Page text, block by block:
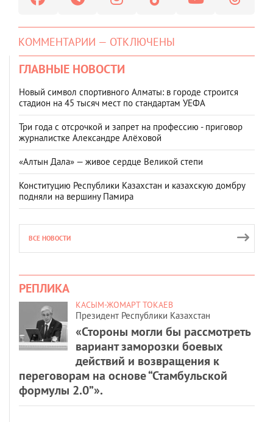
КОММЕНТАРИИ — ОТКЛЮЧЕНЫ
ГЛАВНЫЕ НОВОСТИ
Новый символ спортивного Алматы: в городе строится
стадион на 45 тысяч мест по стандартам УЕФА
Три года с отсрочкой и запрет на профессию - приговор
журналистке Александре Алёховой
«Алтын Дала» — живое сердце Великой степи
Конституцию Республики Казахстан и казахскую домбру
подняли на вершину Памира
ВСЕ НОВОСТИ
РЕПЛИКА
КАСЫМ-ЖОМАРТ ТОКАЕВ
Президент Республики Казахстан
«Стороны могли бы рассмотреть
вариант заморозки боевых
действий и возвращения к
переговорам на основе “Стамбульской
формулы 2.0”».